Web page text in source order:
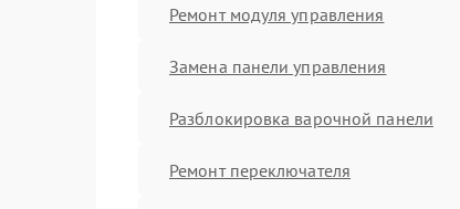
Ремонт модуля управления
Замена панели управления
Разблокировка варочной панели
Ремонт переключателя